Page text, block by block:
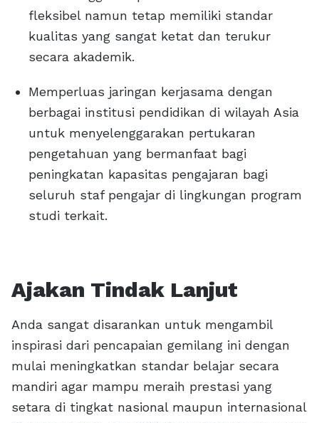
fleksibel namun tetap memiliki standar
kualitas yang sangat ketat dan terukur
secara akademik.
Memperluas jaringan kerjasama dengan
berbagai institusi pendidikan di wilayah Asia
untuk menyelenggarakan pertukaran
pengetahuan yang bermanfaat bagi
peningkatan kapasitas pengajaran bagi
seluruh staf pengajar di lingkungan program
studi terkait.
Ajakan Tindak Lanjut
Anda sangat disarankan untuk mengambil
inspirasi dari pencapaian gemilang ini dengan
mulai meningkatkan standar belajar secara
mandiri agar mampu meraih prestasi yang
setara di tingkat nasional maupun internasional